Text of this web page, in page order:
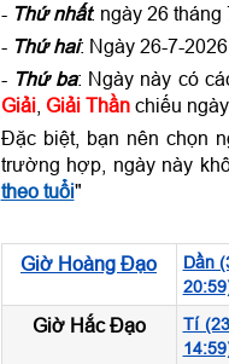
- Thứ nhất: ngày 26
- Thứ hai: Ngày 26-7-
- Thứ ba: Ngày này có
Giải, Giải Thầnchiếu
Đặc biệt, bạn nên chọn
trường hợp, ngày này
theo tuổi"
Giờ Hoàng Đạo Dần
Giờ Hắc Đạo Tí